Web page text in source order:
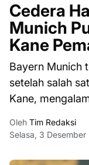
Cedera
Munich
Kane
Bayern Munich
setelah salah
Kane,
Oleh Tim Redaksi
Selasa, 3